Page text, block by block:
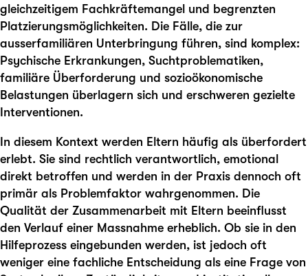
gleichzeitigem Fachkräftemangel und begrenzten
Platzierungsmöglichkeiten. Die Fälle, die zur
ausserfamiliären Unterbringung führen, sind komplex:
Psychische Erkrankungen, Suchtproblematiken,
familiäre Überforderung und sozioökonomische
Belastungen überlagern sich und erschweren gezielte
Interventionen.
In diesem Kontext werden Eltern häufig als überfordert
erlebt. Sie sind rechtlich verantwortlich, emotional
direkt betroffen und werden in der Praxis dennoch oft
primär als Problemfaktor wahrgenommen. Die
Qualität der Zusammenarbeit mit Eltern beeinflusst
den Verlauf einer Massnahme erheblich. Ob sie in den
Hilfeprozess eingebunden werden, ist jedoch oft
weniger eine fachliche Entscheidung als eine Frage von